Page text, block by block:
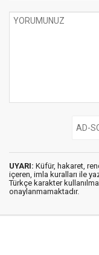
UYARI: Küfür, hakaret,
içeren, imla kuralları ile
Türkçe karakter
onaylanmamaktadır.